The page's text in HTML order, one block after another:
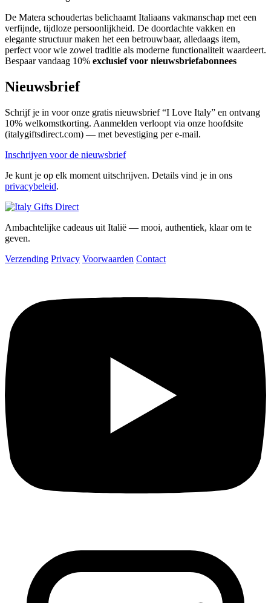
De Matera schoudertas belichaamt Italiaans vakmanschap met een
verfijnde, tijdloze persoonlijkheid. De doordachte vakken en
elegante structuur maken het een betrouwbaar, alledaags item,
perfect voor wie zowel traditie als moderne functionaliteit waardeert.
Bespaar vandaag 10% exclusief voor nieuwsbriefabonnees
Nieuwsbrief
Schrijf je in voor onze gratis nieuwsbrief “I Love Italy” en ontvang
10% welkomstkorting. Aanmelden verloopt via onze hoofdsite
(italygiftsdirect.com) — met bevestiging per e-mail.
Inschrijven voor de nieuwsbrief
Je kunt je op elk moment uitschrijven. Details vind je in ons
privacybeleid.
Ambachtelijke cadeaus uit Italië — mooi, authentiek, klaar om te
geven.
Verzending Privacy Voorwaarden Contact